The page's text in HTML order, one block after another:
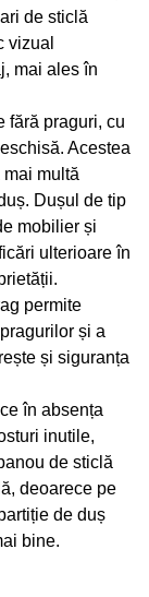
de sticlă
vizual
mai ales în
fără praguri, cu
Acestea
multă
Dușul de tip
mobilier și
ulterioare în
permite
și a
și siguranța
în absența
inutile,
de sticlă
deoarece pe
de duș
bine.